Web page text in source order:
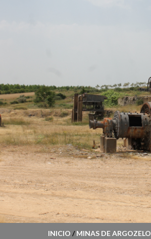
INICIO /MINAS DE ARGOZELO